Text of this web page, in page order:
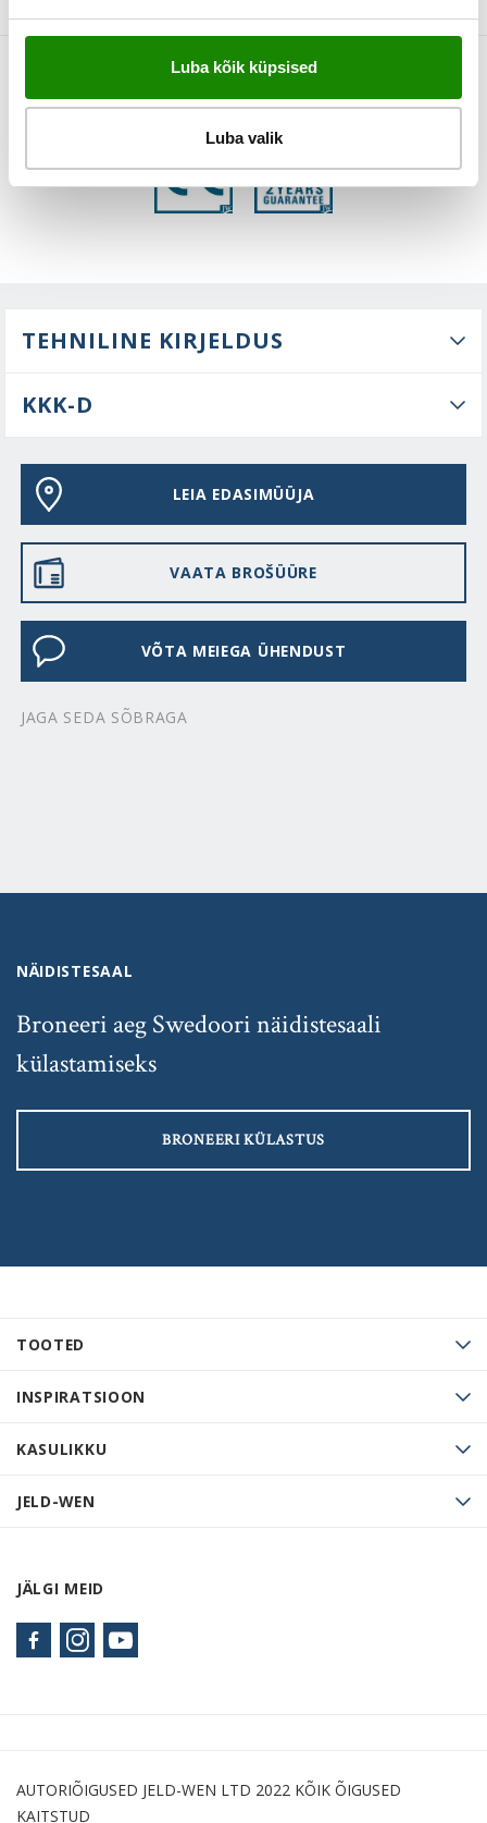
Luba kõik küpsised
Luba valik
FUNKTSIOONID
TEHNILINE KIRJELDUS
KKK-D
LEIA EDASIMÜÜJA
VAATA BROŠÜÜRE
VÕTA MEIEGA ÜHENDUST
JAGA SEDA SÕBRAGA
TOOTED
INSPIRATSIOON
KASULIKKU
JELD-WEN
JÄLGI MEID
NÄIDISTESAAL
Broneeri aeg Swedoori näidistesaali
külastamiseks
BRONEERI KÜLASTUS
AUTORIÕIGUSED JELD-WEN LTD 2022 KÕIK ÕIGUSED
KAITSTUD